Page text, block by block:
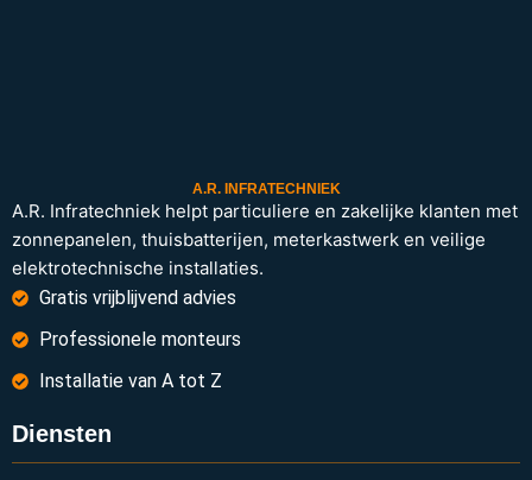
A.R. INFRATECHNIEK
A.R. Infratechniek helpt particuliere en zakelijke klanten met
zonnepanelen, thuisbatterijen, meterkastwerk en veilige
elektrotechnische installaties.
Gratis vrijblijvend advies
Professionele monteurs
Installatie van A tot Z
Diensten